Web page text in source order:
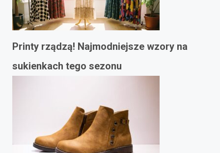
Printy rządzą! Najmodniejsze wzory na
sukienkach tego sezonu